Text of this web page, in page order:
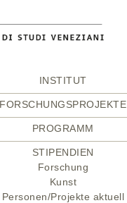
INSTITUT
FORSCHUNGSPROJEKTE
PROGRAMM
STIPENDIEN
Forschung
Kunst
Personen/Projekte aktuell